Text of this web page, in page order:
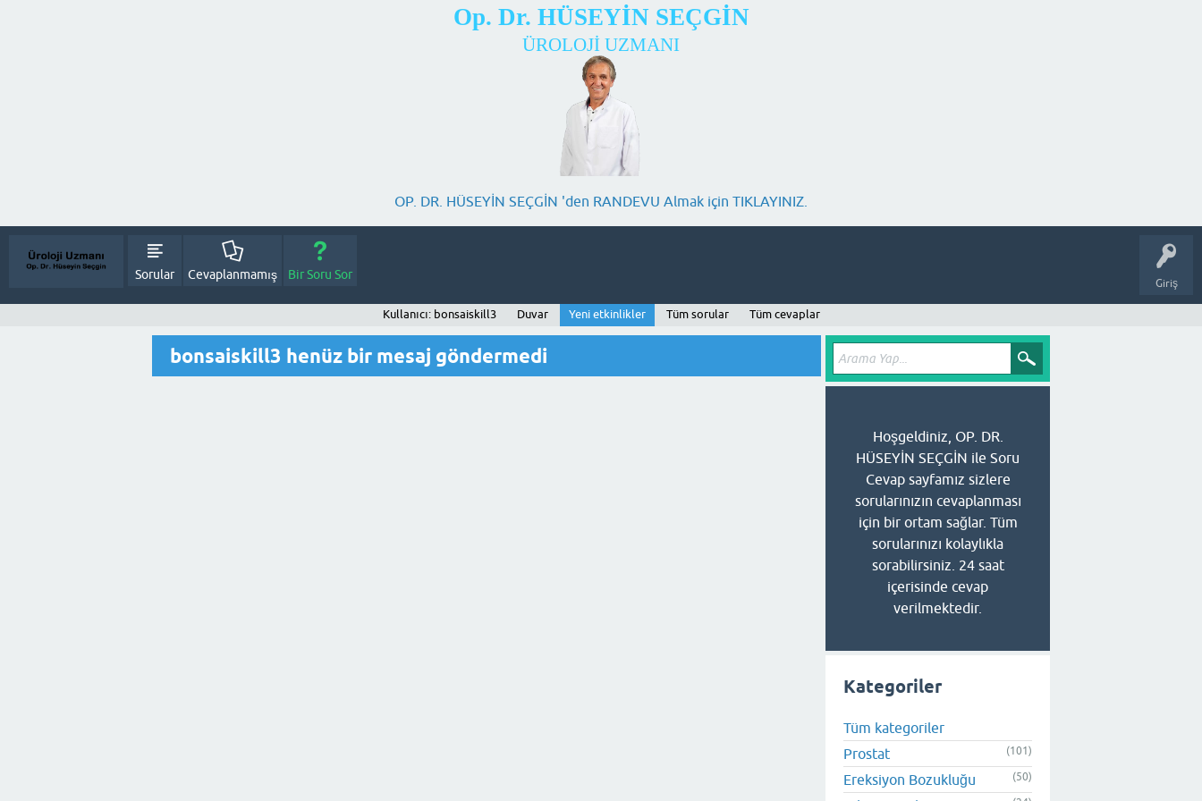
Op. Dr. HÜSEYİN SEÇGİN
ÜROLOJİ UZMANI
OP. DR. HÜSEYİN SEÇGİN 'den RANDEVU Almak için TIKLAYINIZ.
Giriş
Sorular Cevaplanmamış Bir Soru Sor
Kullanıcı: bonsaiskill3 Duvar Yeni etkinlikler Tüm sorular Tüm cevaplar
bonsaiskill3 henüz bir mesaj göndermedi
Hoşgeldiniz, OP. DR.
HÜSEYİN SEÇGİN ile Soru
Cevap sayfamız sizlere
sorularınızın cevaplanması
için bir ortam sağlar. Tüm
sorularınızı kolaylıkla
sorabilirsiniz. 24 saat
içerisinde cevap
verilmektedir.
Kategoriler
Tüm kategoriler
Prostat
(101)
Ereksiyon Bozukluğu (50)